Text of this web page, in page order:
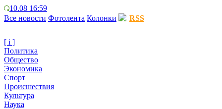
10.08 16:59
Все новости Фотолента Колонки RSS
[ i ]
Политика
Общество
Экономика
Спорт
Происшествия
Культура
Наука